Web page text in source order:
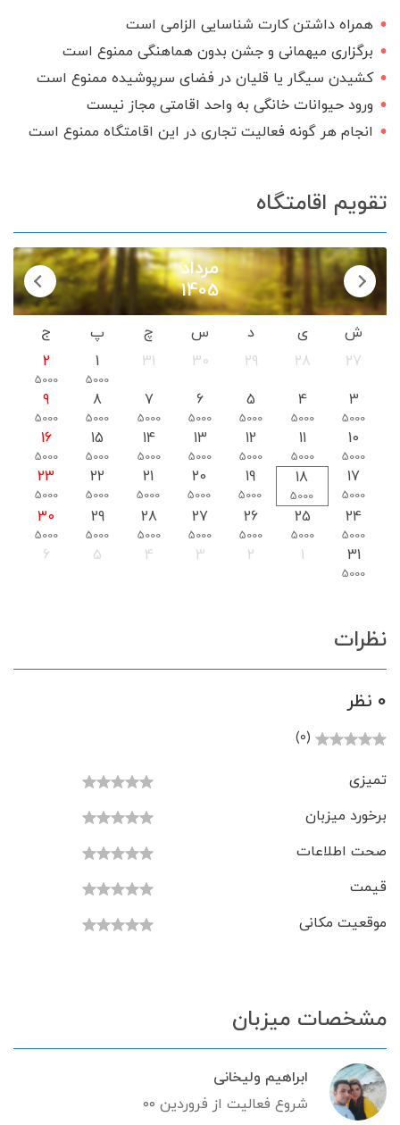
اینترنت
گیرنده دیجیتال
سرویس ایرانی
همراه داشتن کارت شناسایی الزامی است
برگزاری میهمانی و جشن بدون هماهنگی ممنوع است
کشیدن سیگار یا قلیان در فضای سرپوشیده ممنوع است
ورود حیوانات خانگی به واحد اقامتی مجاز نیست
انجام هر گونه فعالیت تجاری در این اقامتگاه ممنوع است
تقویم اقامتگاه
مرداد
1405
ش ی د س چ پ
ج
27
28
29
30
31
1
5000
2
5000
3
5000
4
5000
5
5000
6
5000
7
5000
8
5000
9
5000
10
5000
11
5000
12
5000
13
5000
14
5000
15
5000
16
5000
17
5000
18
5000
19
5000
20
5000
21
5000
22
5000
23
5000
24
5000
25
5000
26
5000
27
5000
28
5000
29
5000
30
5000
31
5000
1
2
3
4
5
6
نظرات
0 نظر
(0)
تمیزی
برخورد میزبان
صحت اطلاعات
قیمت
موقعیت مکانی
مشخصات میزبان
ابراهیم ولیخانی
شروع فعالیت از فروردین ۰۰